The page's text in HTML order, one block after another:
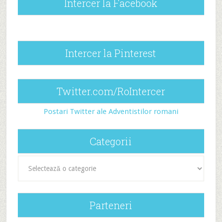
Intercer la Facebook
Intercer la Pinterest
Twitter.com/RoIntercer
Postari Twitter ale Adventistilor romani
Categorii
Parteneri